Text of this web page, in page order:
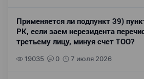
Применяется ли подпункт 39)
РК, если заем нерезидента
третьему лицу, минуя счет ТОО?
19035 0 7 июля 2026